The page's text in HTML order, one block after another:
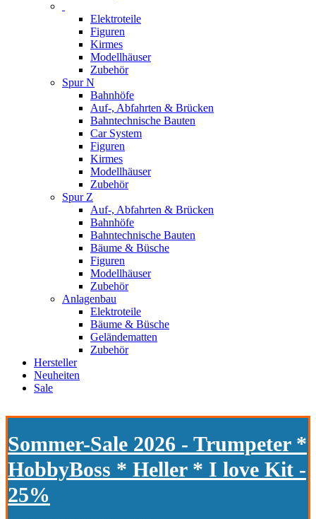
Elektroteile
Figuren
Kirmes
Modellhäuser
Zubehör
Spur N
Bahnhöfe
Auf-, Abfahrten & Brücken
Bahntechnische Bauten
Car System
Figuren
Kirmes
Modellhäuser
Zubehör
Spur Z
Auf-, Abfahrten & Brücken
Bahnhöfe
Bahntechnische Bauten
Bäume & Büsche
Figuren
Modellhäuser
Zubehör
Anlagenbau
Elektroteile
Bäume & Büsche
Geländematten
Zubehör
Hersteller
Neuheiten
Sale
Sommer-Sale 2026 - Trumpeter *
HobbyBoss * Heller * I love Kit -
25%